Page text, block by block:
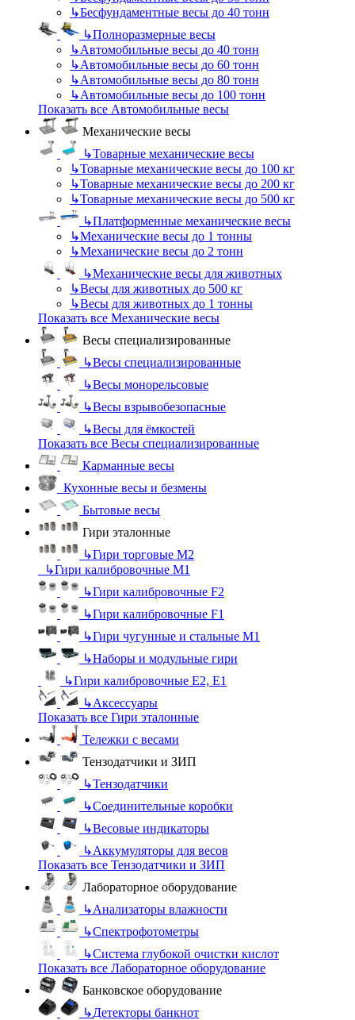
↳Бесфундаментные весы до 40 тонн
↳Полноразмерные весы
↳Автомобильные весы до 40 тонн
↳Автомобильные весы до 60 тонн
↳Автомобильные весы до 80 тонн
↳Автомобильные весы до 100 тонн
Показать все Автомобильные весы
Механические весы
↳Товарные механические весы
↳Товарные механические весы до 100 кг
↳Товарные механические весы до 200 кг
↳Товарные механические весы до 500 кг
↳Платформенные механические весы
↳Механические весы до 1 тонны
↳Механические весы до 2 тонн
↳Механические весы для животных
↳Весы для животных до 500 кг
↳Весы для животных до 1 тонны
Показать все Механические весы
Весы специализированные
↳Весы специализированные
↳Весы монорельсовые
↳Весы взрывобезопасные
↳Весы для ёмкостей
Показать все Весы специализированные
Карманные весы
Кухонные весы и безмены
Бытовые весы
Гири эталонные
↳Гири торговые М2
↳Гири калибровочные М1
↳Гири калибровочные F2
↳Гири калибровочные F1
↳Гири чугунные и стальные М1
↳Наборы и модульные гири
↳Гири калибровочные E2, Е1
↳Аксессуары
Показать все Гири эталонные
Тележки с весами
Тензодатчики и ЗИП
↳Тензодатчики
↳Соединительные коробки
↳Весовые индикаторы
↳Аккумуляторы для весов
Показать все Тензодатчики и ЗИП
Лабораторное оборудование
↳Анализаторы влажности
↳Спектрофотометры
↳Система глубокой очистки кислот
Показать все Лабораторное оборудование
Банковское оборудование
↳Детекторы банкнот